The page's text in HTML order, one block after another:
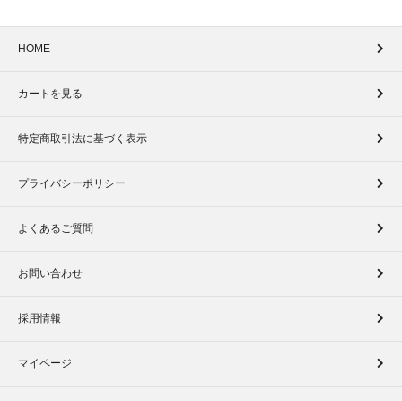
HOME
カートを見る
特定商取引法に基づく表示
プライバシーポリシー
よくあるご質問
お問い合わせ
採用情報
マイページ